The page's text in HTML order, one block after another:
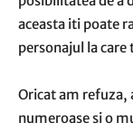
aceasta iti poate
personajul la care
Oricat am refuza,
numeroase si o